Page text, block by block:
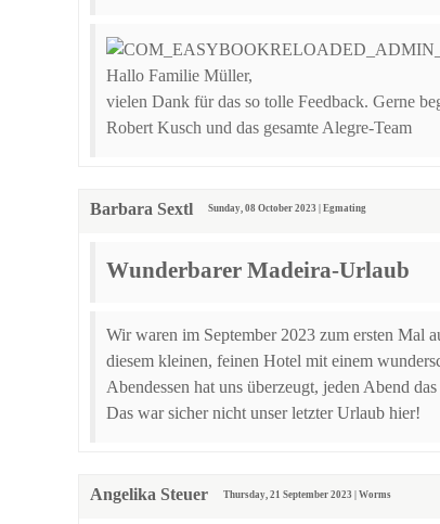
Hallo Familie Müller,
vielen Dank für das so tolle Feedback. Gerne
Robert Kusch und das gesamte Alegre-Team
Barbara Sextl Sunday, 08 October 2023 | Egmating
Wunderbarer Madeira-Urlaub
Wir waren im September 2023 zum ersten Mal
diesem kleinen, feinen Hotel mit einem
Abendessen hat uns überzeugt, jeden Abend
Das war sicher nicht unser letzter Urlaub hier!
Angelika Steuer Thursday, 21 September 2023 | Worms